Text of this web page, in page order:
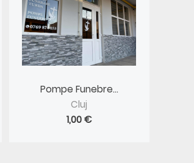
Pompe Funebre...
Cluj
1,00 €